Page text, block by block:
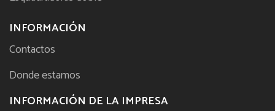
INFORMACIÓN
Contactos
Donde estamos
INFORMACIÓN DE LA IMPRESA